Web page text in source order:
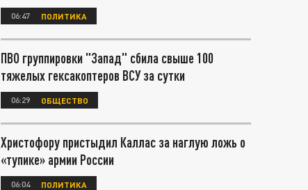
06:47 ПОЛИТИКА
ПВО группировки "Запад" сбила свыше 100
тяжелых гексакоптеров ВСУ за сутки
06:29 ОБЩЕСТВО
Христофору пристыдил Каллас за наглую ложь о
«тупике» армии России
06:04 ПОЛИТИКА